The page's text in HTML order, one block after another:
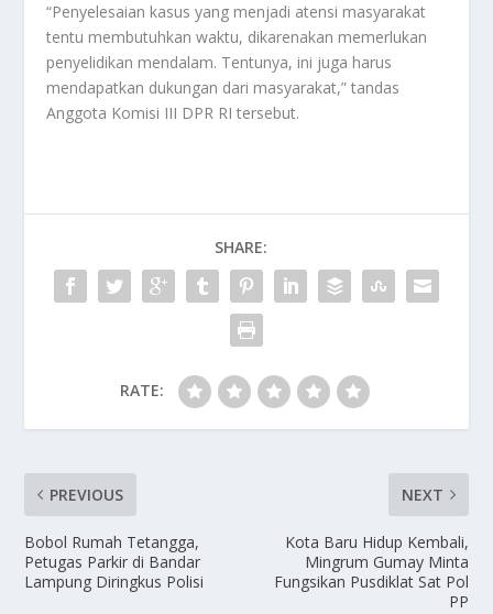
“Penyelesaian kasus yang menjadi atensi masyarakat
tentu membutuhkan waktu, dikarenakan memerlukan
penyelidikan mendalam. Tentunya, ini juga harus
mendapatkan dukungan dari masyarakat,” tandas
Anggota Komisi III DPR RI tersebut.
SHARE:
RATE:
PREVIOUS
Bobol Rumah Tetangga,
Petugas Parkir di Bandar
Lampung Diringkus Polisi
NEXT
Kota Baru Hidup Kembali,
Mingrum Gumay Minta
Fungsikan Pusdiklat Sat Pol
PP